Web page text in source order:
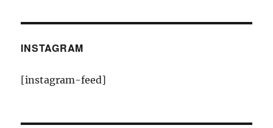
INSTAGRAM
[instagram-feed]